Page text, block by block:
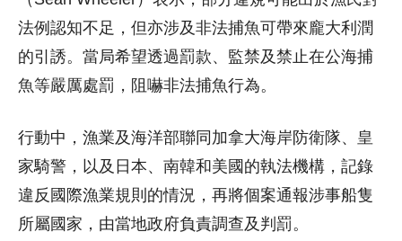
法例認知不足，但亦涉及非法捕魚可帶來龐大利潤
的引誘。當局希望透過罰款、監禁及禁止在公海捕
魚等嚴厲處罰，阻嚇非法捕魚行為。
行動中，漁業及海洋部聯同加拿大海岸防衛隊、皇
家騎警，以及日本、南韓和美國的執法機構，記錄
違反國際漁業規則的情況，再將個案通報涉事船隻
所屬國家，由當地政府負責調查及判罰。